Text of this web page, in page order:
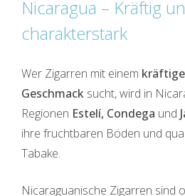
Nicaragua – Kräftig
charakterstark
Wer Zigarren mit einem
Geschmack sucht, wird in
Regionen Estelí, Condega und
ihre fruchtbaren Böden und
Tabake.
Nicaraguanische Zigarren sind